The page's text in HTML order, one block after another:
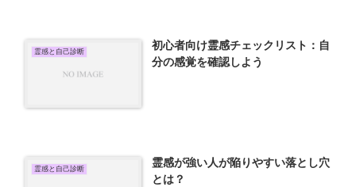
霊感と自己診断
初心者向け霊感チェックリスト：自
分の感覚を確認しよう
霊感と自己診断
霊感が強い人が陥りやすい落とし穴
とは？